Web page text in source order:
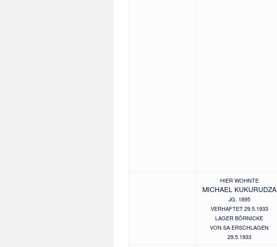
HIER WOHNTE
MICHAEL KUKURUDZA
JG. 1895
VERHAFTET 29.5.1933
LAGER BÖRNICKE
VON SA ERSCHLAGEN
29.5.1933